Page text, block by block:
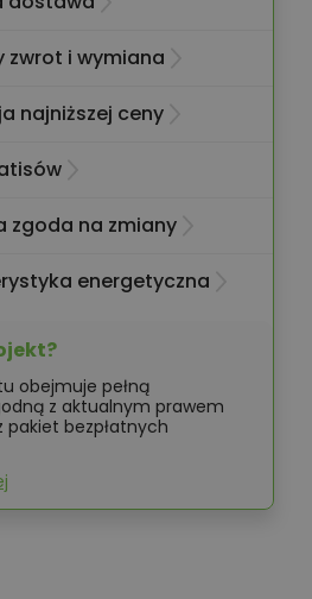
zwrot i wymiana
najniższej ceny
zgoda na zmiany
energetyczna
obejmuje pełną
z aktualnym prawem
bezpłatnych